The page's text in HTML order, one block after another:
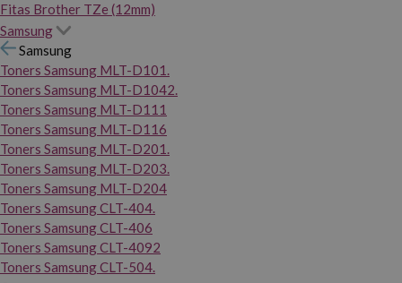
Fitas Brother TZe (12mm)
Samsung
Samsung
Toners Samsung MLT-D101.
Toners Samsung MLT-D1042.
Toners Samsung MLT-D111
Toners Samsung MLT-D116
Toners Samsung MLT-D201.
Toners Samsung MLT-D203.
Toners Samsung MLT-D204
Toners Samsung CLT-404.
Toners Samsung CLT-406
Toners Samsung CLT-4092
Toners Samsung CLT-504.